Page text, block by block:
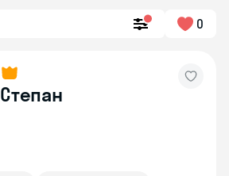
0
Степан